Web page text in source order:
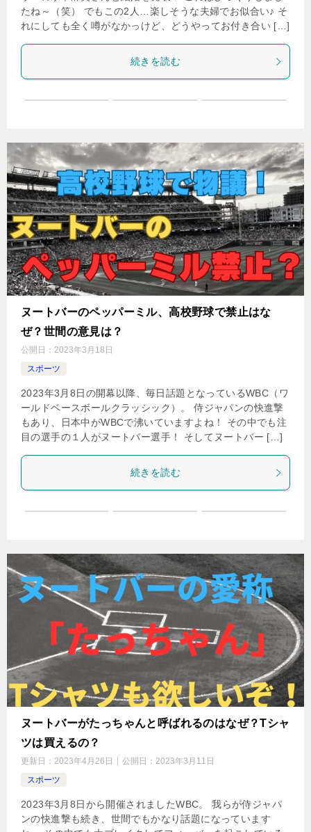
たね～（笑） でもこの2人…楽しそうな夫婦でお似合い♪ そ
れにしても全く噂がなかっけど、どうやってお付き合い […]
続きを読む
ヌートバーのペッパーミル、高校野球で禁止はな
ぜ？世間の意見は？
公開日： 2023年3月18日
スポーツ
2023年3月8日の開幕以降、毎日話題となっているWBC（ワ
ールドベースボールクラッシック）。 侍ジャパンの快進撃
もあり、日本中がWBCで沸いていますよね！ その中でも注
目の選手の１人がヌートバー選手！ そしてヌートバー […]
続きを読む
ヌートバーがたっちゃんと呼ばれるのはなぜ？Tシャ
ツは買えるの？
更新日： 2023年4月26日 公開日： 2023年3月11日
スポーツ
2023年3月8日から開催されましたWBC。 我らが侍ジャパ
ンの快進撃も続き、世間でもかなり話題になっています